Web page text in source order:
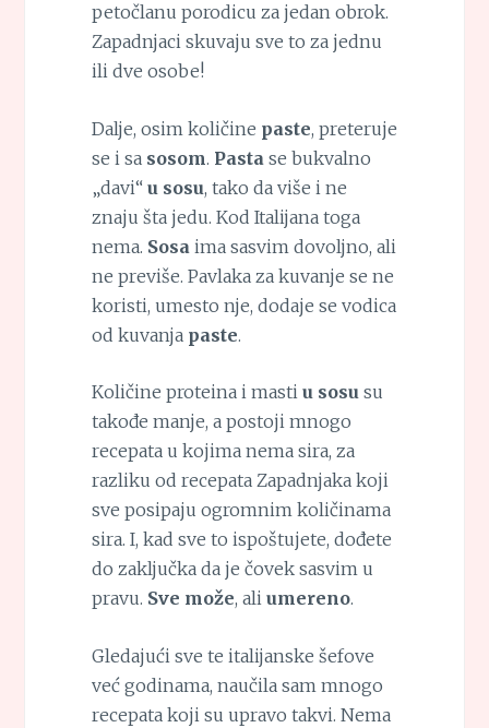
petočlanu porodicu za jedan obrok.
Zapadnjaci skuvaju sve to za jednu
ili dve osobe!
Dalje, osim količine paste, preteruje
se i sa sosom. Pasta se bukvalno
„davi“ u sosu, tako da više i ne
znaju šta jedu. Kod Italijana toga
nema. Sosa ima sasvim dovoljno, ali
ne previše. Pavlaka za kuvanje se ne
koristi, umesto nje, dodaje se vodica
od kuvanja paste.
Količine proteina i mastiu sosu su
takođe manje, a postoji mnogo
recepata u kojima nema sira, za
razliku od recepata Zapadnjaka koji
sve posipaju ogromnim količinama
sira. I, kad sve to ispoštujete, dođete
do zaključka da je čovek sasvim u
pravu. Sve može, aliumereno.
Gledajući sve te italijanske šefove
već godinama, naučila sam mnogo
recepata koji su upravo takvi. Nema